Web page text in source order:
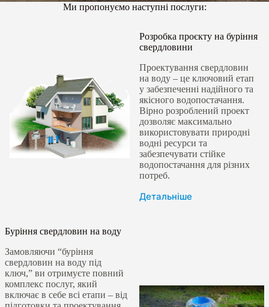
Ми пропонуємо наступні послуги:
Розробка проєкту на буріння
свердловини
Проектування свердловин
на воду – це ключовий етап
у забезпеченні надійного та
якісного водопостачання.
Вірно розроблений проект
дозволяє максимально
використовувати природні
водні ресурси та
забезпечувати стійке
водопостачання для різних
потреб.
Детальніше
Буріння свердловин на воду
Замовляючи “буріння
свердловин на воду під
ключ,” ви отримуєте повний
комплекс послуг, який
включає в себе всі етапи – від